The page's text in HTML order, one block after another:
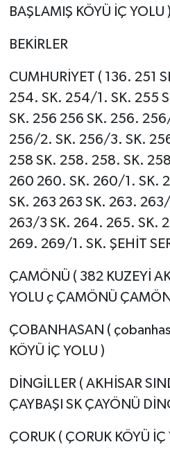
BAŞLAMIŞ KÖYÜ İÇ YOLU )
BEKİRLER
CUMHURİYET ( 136. 251
254. SK. 254/1. SK. 255
SK. 256 256 SK. 256.
256/2. SK. 256/3. SK.
258 SK. 258. 258. SK.
260 260. SK. 260/1. SK.
SK. 263 263 SK. 263.
263/3 SK. 264. 265. SK.
269. 269/1. SK. ŞEHİT
ÇAMÖNÜ ( 382 KUZEYİ
YOLU ç ÇAMÖNÜ
ÇOBANHASAN (
KÖYÜ İÇ YOLU )
DİNGİLLER ( AKHİSAR
ÇAYBAŞI SK ÇAYÖNÜ
ÇORUK ( ÇORUK KÖYÜ İÇ